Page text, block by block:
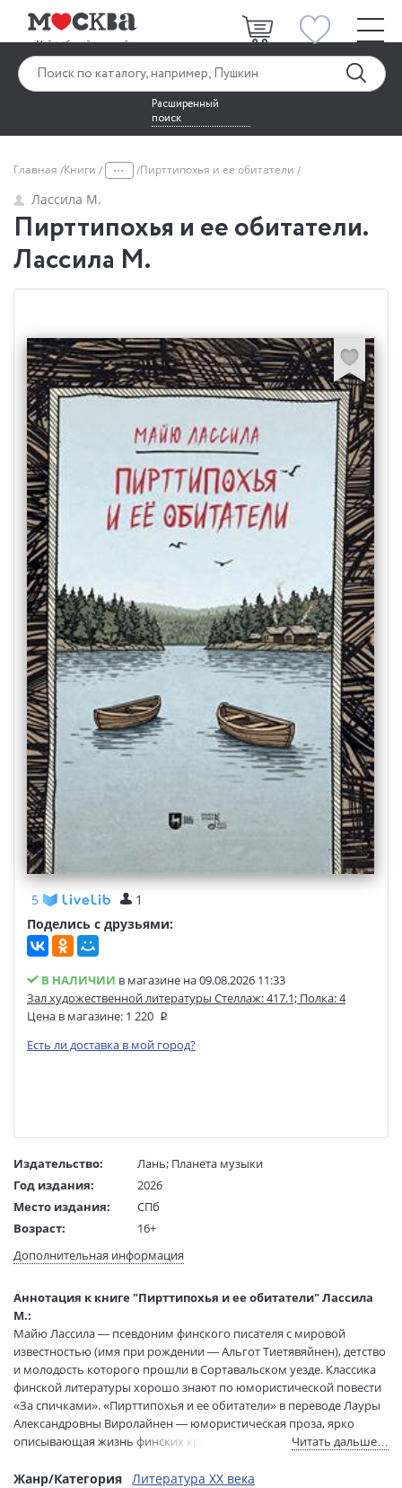
Расширенный
поиск
Главная Книги ... Пирттипохья и ее обитатели
Лассила М.
Пирттипохья и ее обитатели.
Лассила М.
5
1
Поделись с друзьями:
В НАЛИЧИИ в магазине на 09.08.2026 11:33
Зал художественной литературы Стеллаж: 417.1; Полка: 4
Цена в магазине: 1 220
Есть ли доставка в мой город?
Издательство: Лань; Планета музыки
Год издания:
2026
Место издания:
СПб
Возраст:
16+
Язык текста:
русский
Перевод:
Виролайнен Лаура Александровна
Тип обложки:
Иллюстраторы:
Мендагалиев Гафур
Формат:
60х90 1/16
Размеры в мм
(ДхШхВ):
215x150x12
Вес:
275 гр.
Страниц:
136
Код товара:
1259341
Дополнительная информация
Аннотация к книге "Пирттипохья и ее обитатели" Лассила
М.:
Майю Лассила — псевдоним финского писателя с мировой
известностью (имя при рождении — Альгот Тиетявяйнен), детство
и молодость которого прошли в Сортавальском уезде. Классика
финской литературы хорошо знают по юмористической повести
«За спичками». «Пирттипохья и ее обитатели» в переводе Лауры
Александровны Виролайнен — юмористическая проза, ярко
описывающая жизнь финских крестьян, их нравы, быт и
Пирттипохья — посёлок в Кааламском сельском поселении
Читать дальше…
Жанр/Категория Литература XX века